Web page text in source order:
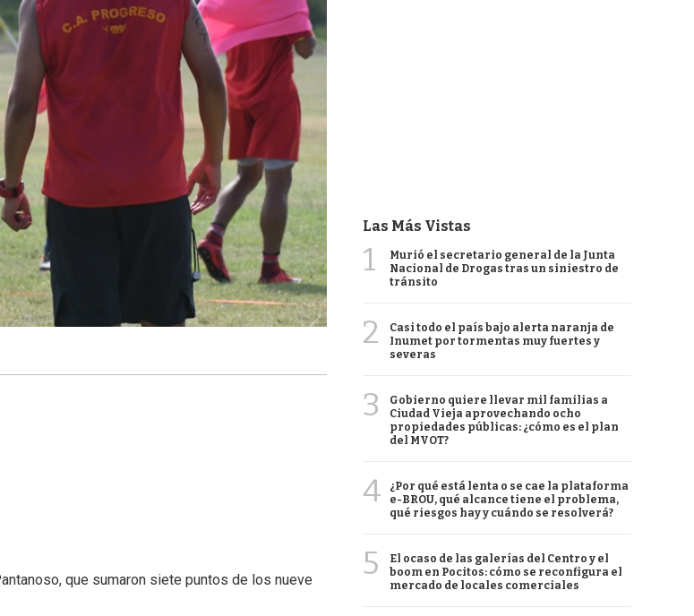
que sumaron siete puntos de los nueve
Las Más Vistas
1
Murió el secretario general de la Junta
Nacional de Drogas tras un siniestro de
tránsito
2
Casi todo el país bajo alerta naranja de
Inumet por tormentas muy fuertes y
severas
3
Gobierno quiere llevar mil familias a
Ciudad Vieja aprovechando ocho
propiedades públicas: ¿cómo es el plan
del MVOT?
4
¿Por qué está lenta o se cae la plataforma
e-BROU, qué alcance tiene el problema,
qué riesgos hay y cuándo se resolverá?
5
El ocaso de las galerías del Centro y el
boom en Pocitos: cómo se reconfigura el
mercado de locales comerciales